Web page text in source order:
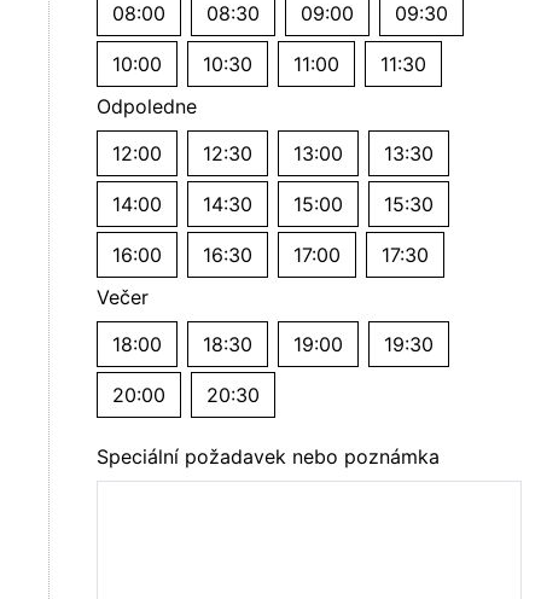
08:00
08:30 09:00 09:30
10:00 10:30 11:00
11:30
Odpoledne
12:00
12:30 13:00 13:30
14:00 14:30 15:00 15:30
16:00 16:30 17:00
17:30
Večer
18:00
18:30 19:00 19:30
20:00 20:30
Speciální požadavek nebo poznámka